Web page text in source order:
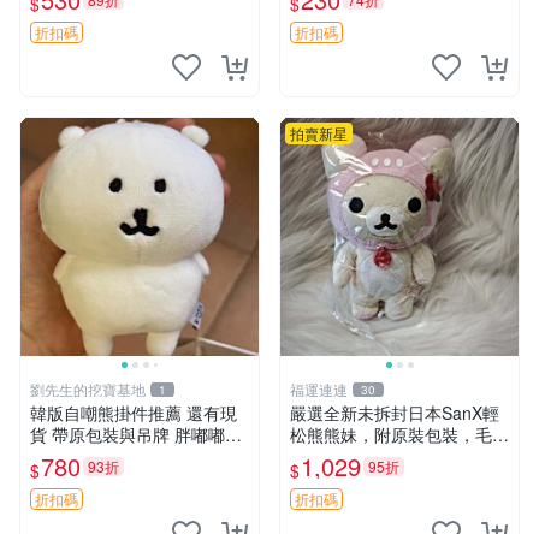
折扣碼
折扣碼
劉先生的挖寶基地 1
韓版自嘲熊掛件推薦 還有現
貨 帶原包裝與吊牌 胖嘟嘟超
可愛 毛絨手感佳 小熊掛件 自
嘲抱枕 小熊抱枕
$780 93折
折扣碼
拍賣新星
福運連連 30
嚴選全新未拆封日本SanX輕
松熊熊妹，附原裝包裝，毛絨
質地極佳，細膩可愛，推薦收
藏兼送禮，適合女性好友或家
人，限量釋出。鬆熊、熊玩
$1,029 95折
折扣碼